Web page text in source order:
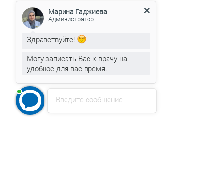
Введите сообщение
Марина Гаджиева
Администратор
Здравствуйте!
Могу записать Вас к врачу на
удобное для вас время.